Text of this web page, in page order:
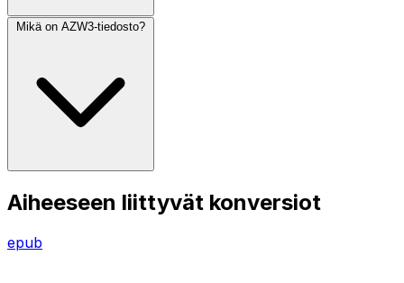
Mikä on AZW3-tiedosto?
Aiheeseen liittyvät konversiot
epub